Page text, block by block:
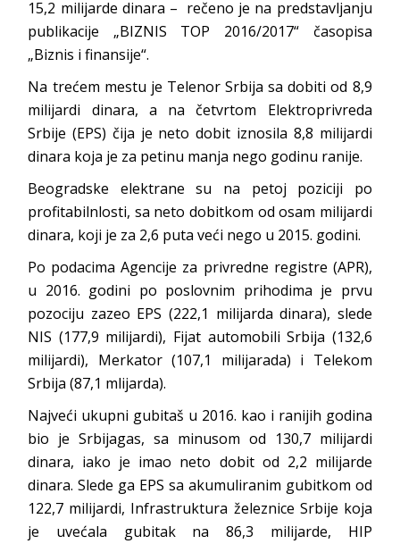
15,2 milijarde dinara – rečeno je na predstavljanju
publikacije „BIZNIS TOP 2016/2017“ časopisa
„Biznis i finansije“.
Na trećem mestu je Telenor Srbija sa dobiti od 8,9
milijardi dinara, a na četvrtom Elektroprivreda
Srbije (EPS) čija je neto dobit iznosila 8,8 milijardi
dinara koja je za petinu manja nego godinu ranije.
Beogradske elektrane su na petoj poziciji po
profitabilnlosti, sa neto dobitkom od osam milijardi
dinara, koji je za 2,6 puta veći nego u 2015. godini.
Po podacima Agencije za privredne registre (APR),
u 2016. godini po poslovnim prihodima je prvu
pozociju zazeo EPS (222,1 milijarda dinara), slede
NIS (177,9 milijardi), Fijat automobili Srbija (132,6
milijardi), Merkator (107,1 milijarada) i Telekom
Srbija (87,1 mlijarda).
Najveći ukupni gubitaš u 2016. kao i ranijih godina
bio je Srbijagas, sa minusom od 130,7 milijardi
dinara, iako je imao neto dobit od 2,2 milijarde
dinara. Slede ga EPS sa akumuliranim gubitkom od
122,7 milijardi, Infrastruktura železnice Srbije koja
je uvećala gubitak na 86,3 milijarde, HIP